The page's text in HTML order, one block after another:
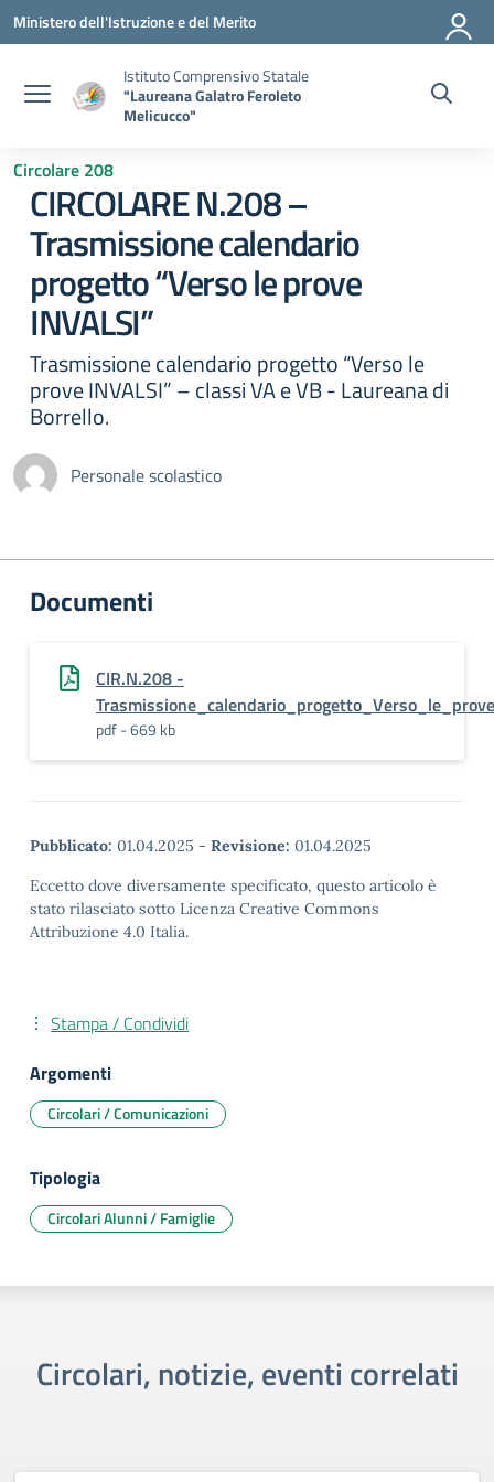
Vai ai contenuti
Vai al menu di navigazione
Vai al footer
Ministero dell'Istruzione e del Merito
Istituto Comprensivo Statale
"Laureana Galatro Feroleto
Melicucco"
Circolare 208
CIRCOLARE N.208 –
Trasmissione calendario
progetto “Verso le prove
INVALSI”
Trasmissione calendario progetto “Verso le
prove INVALSI” – classi VA e VB - Laureana di
Borrello.
Personale scolastico
Documenti
CIR.N.208 -
pdf - 669 kb
Pubblicato: 01.04.2025 - Revisione: 01.04.2025
Eccetto dove diversamente specificato, questo articolo è
stato rilasciato sotto Licenza Creative Commons
Attribuzione 4.0 Italia.
Stampa / Condividi
Argomenti
Circolari / Comunicazioni
Tipologia
Circolari Alunni / Famiglie
Circolari, notizie, eventi correlati